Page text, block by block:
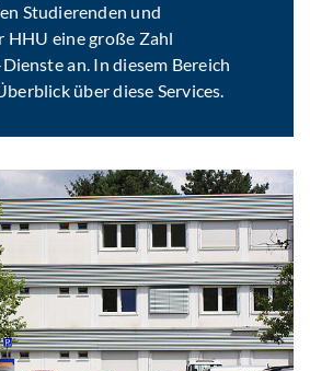
Studierenden und
HHU eine große Zahl
an. In diesem Bereich
über diese Services.